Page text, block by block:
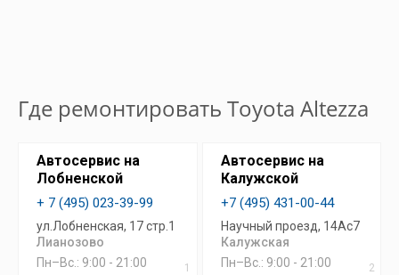
Где ремонтировать Toyota Altezza
1
Автосервис на
Лобненской
+ 7 (495) 023-39-99
ул.Лобненская, 17 стр.1
Лианозово
Пн–Вс.: 9:00 - 21:00
2
Автосервис на
Калужской
+7 (495) 431-00-44
Научный проезд, 14Ас7
Калужская
Пн–Вс.: 9:00 - 21:00